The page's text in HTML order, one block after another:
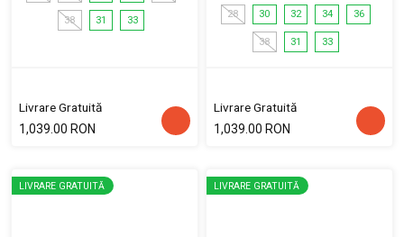
38 31 33
Livrare Gratuită
1,039.00 RON
28 30 32 34 36
38 31 33
Livrare Gratuită
1,039.00 RON
LIVRARE GRATUITĂ LIVRARE GRATUITĂ